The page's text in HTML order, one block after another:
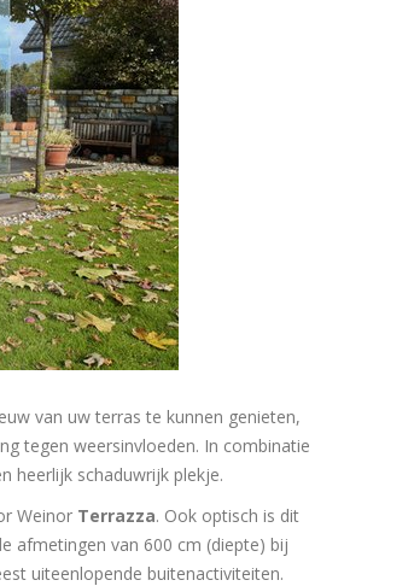
van uw terras te kunnen genieten,
tegen weersinvloeden. In combinatie
heerlijk schaduwrijk plekje.
Weinor Terrazza. Ook optisch is dit
afmetingen van 600 cm (diepte) bij
uiteenlopende buitenactiviteiten.